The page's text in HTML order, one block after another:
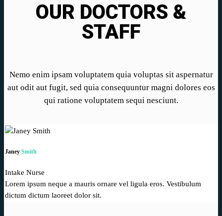
OUR DOCTORS &
STAFF
Nemo enim ipsam voluptatem quia voluptas sit aspernatur
aut odit aut fugit, sed quia consequuntur magni dolores eos
qui ratione voluptatem sequi nesciunt.
Janey Smith
Intake Nurse
Lorem ipsum neque a mauris ornare vel ligula eros. Vestibulum
dictum dictum laoreet dolor sit.